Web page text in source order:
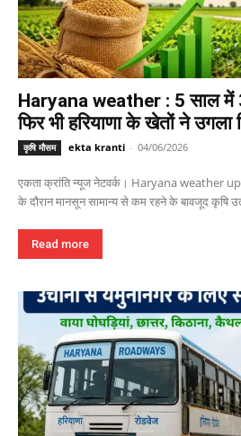
Haryana weather : 5 साल में
फिर भी हरियाणा के खेतों ने उगला
कृषि मौसम ekta kranti - 04/06/2026
एकता क्रांति न्यूज नेटवर्क। Haryana weather
के दौरान मानसून सामान्य से कम रहने के बावजूद कृषि
Read more